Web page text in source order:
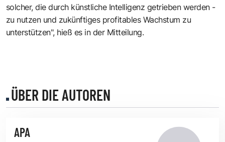
solcher, die durch künstliche Intelligenz getrieben werden -
zu nutzen und zukünftiges profitables Wachstum zu
unterstützen", hieß es in der Mitteilung.
ÜBER DIE AUTOREN
APA